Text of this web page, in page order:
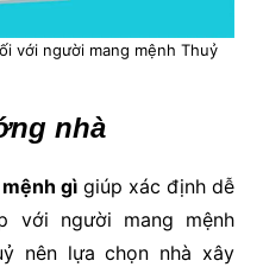
với người mang mệnh Thuỷ
nhà
gì giúp xác định dễ
với người mang mệnh
nên lựa chọn nhà xây